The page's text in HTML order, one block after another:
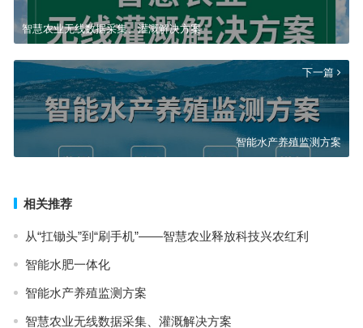
智慧农业无线数据采集、灌溉解决方案
下一篇
智能水产养殖监测方案
相关推荐
从“扛锄头”到“刷手机”——智慧农业释放科技兴农红利
智能水肥一体化
智能水产养殖监测方案
智慧农业无线数据采集、灌溉解决方案